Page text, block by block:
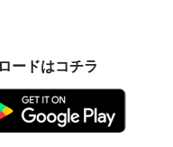
ードはコチラ